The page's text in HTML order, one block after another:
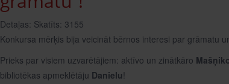
Detaļas: Skatīts: 3155
Konkursa mērķis bija veicināt bērnos interesi par grāmatu
Prieks par visiem uzvarētājiem: aktīvo un zinātkāro
bibliotēkas apmeklētāju Danielu!